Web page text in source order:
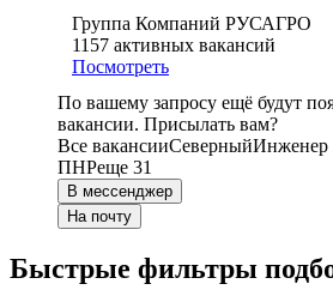
Группа Компаний РУСАГРО
1157 активных вакансий
Посмотреть
По вашему запросу ещё будут
вакансии. Присылать вам?
Все вакансииСеверный
ПНРеще 31
В мессенджер
На почту
Быстрые фильтры